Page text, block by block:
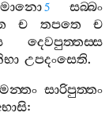
5
සබ‍්බං
ච තපතෙ
ච
දෙවපුත‍්තස‍්ස
උපදංසෙති.
සාරිපුත‍්තං
: